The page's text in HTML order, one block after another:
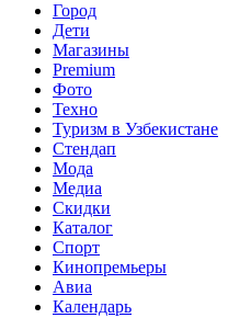
Город
Дети
Магазины
Premium
Фото
Техно
Туризм в Узбекистане
Стендап
Мода
Медиа
Скидки
Каталог
Спорт
Кинопремьеры
Авиа
Календарь